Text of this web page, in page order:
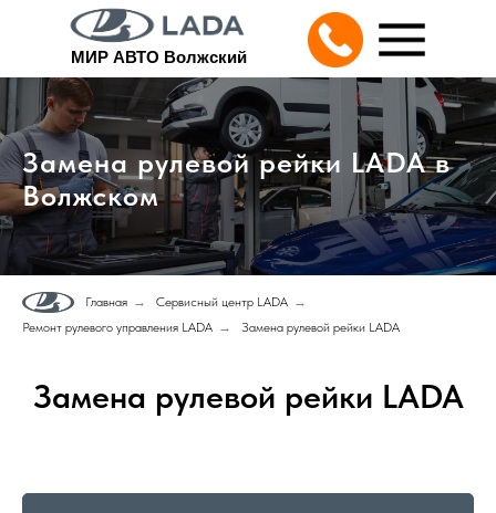
МИР АВТО Волжский
Замена рулевой рейки LADA в
Волжском
Главная → Сервисный центр LADA →
Ремонт рулевого управления LADA → Замена рулевой рейки LADA
Замена рулевой рейки LADA